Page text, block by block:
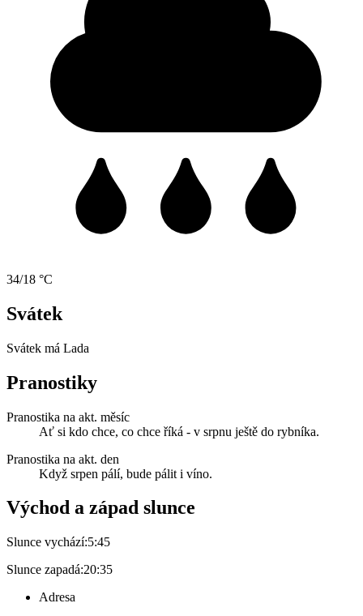
34/18 °C
Svátek
Svátek má Lada
Pranostiky
Pranostika na akt. měsíc
Ať si kdo chce, co chce říká - v srpnu ještě do rybníka.
Pranostika na akt. den
Když srpen pálí, bude pálit i víno.
Východ a západ slunce
Slunce vychází:5:45
Slunce zapadá:20:35
Adresa